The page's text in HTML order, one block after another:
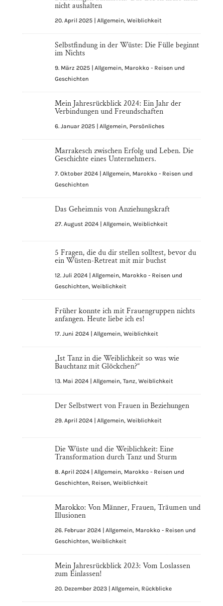
nicht aushalten
20. April 2025| Allgemein, Weiblichkeit
Selbstfindung in der Wüste: Die Fülle beginnt
im Nichts
9. März 2025| Allgemein, Marokko - Reisen und
Geschichten
Mein Jahresrückblick 2024: Ein Jahr der
Verbindungen und Freundschaften
6. Januar 2025| Allgemein, Persönliches
Marrakesch zwischen Erfolg und Leben. Die
Geschichte eines Unternehmers.
7. Oktober 2024| Allgemein, Marokko - Reisen und
Geschichten
Das Geheimnis von Anziehungskraft
27. August 2024| Allgemein, Weiblichkeit
5 Fragen, die du dir stellen solltest, bevor du
ein Wüsten-Retreat mit mir buchst
12. Juli 2024| Allgemein, Marokko - Reisen und
Geschichten, Weiblichkeit
Früher konnte ich mit Frauengruppen nichts
anfangen. Heute liebe ich es!
17. Juni 2024| Allgemein, Weiblichkeit
„Ist Tanz in die Weiblichkeit so was wie
Bauchtanz mit Glöckchen?“
13. Mai 2024| Allgemein, Tanz, Weiblichkeit
Der Selbstwert von Frauen in Beziehungen
29. April 2024| Allgemein, Weiblichkeit
Die Wüste und die Weiblichkeit: Eine
Transformation durch Tanz und Sturm
8. April 2024| Allgemein, Marokko - Reisen und
Geschichten, Reisen, Weiblichkeit
Marokko: Von Männer, Frauen, Träumen und
Illusionen
26. Februar 2024| Allgemein, Marokko - Reisen und
Geschichten, Weiblichkeit
Mein Jahresrückblick 2023: Vom Loslassen
zum Einlassen!
20. Dezember 2023| Allgemein, Rückblicke